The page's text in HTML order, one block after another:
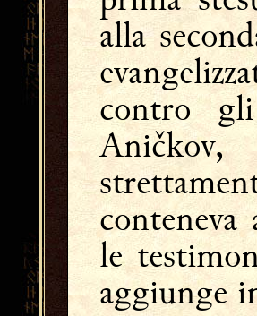
alla
contro
le
aggiunge